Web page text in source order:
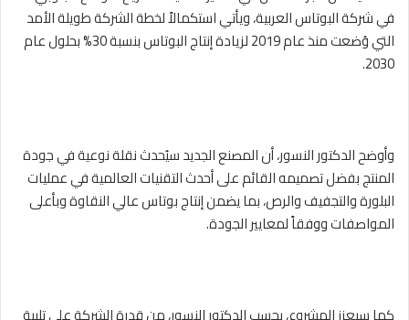
في شركة البوتاس العربية، ويأتي استكمالاً لخطة الشركة طويلة الأمد
التي وُضعت منذ عام 2019 لزيادة إنتاج البوتاس بنسبة 30% بحلول عام
2030.
وأوضح الدكتور النسور، أن المصنع الجديد سيُحدث نقلة نوعية في جودة
المنتج بفضل تصميمه القائم على أحدث التقنيات العالمية في عمليات
البلورة والتجفيف والرص، بما يضمن إنتاج بوتاس عالي النقاوة وبأعلى
المواصفات ووفقاً لمعايير الجودة.